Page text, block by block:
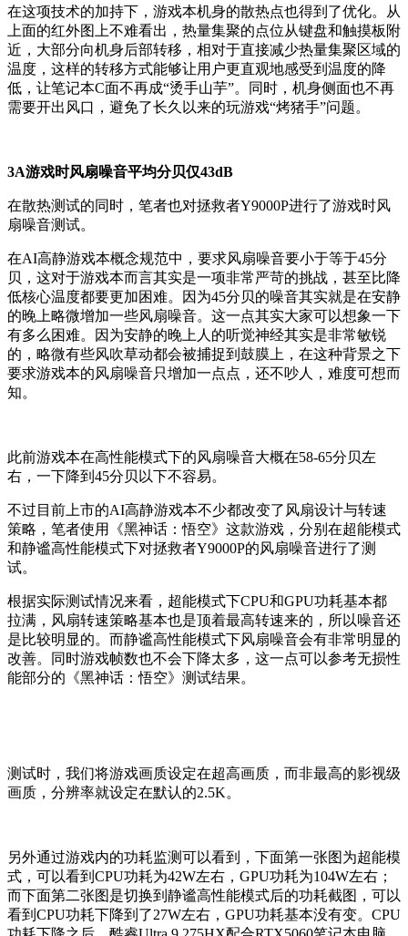
在这项技术的加持下，游戏本机身的散热点也得到了优化。从
上面的红外图上不难看出，热量集聚的点位从键盘和触摸板附
近，大部分向机身后部转移，相对于直接减少热量集聚区域的
温度，这样的转移方式能够让用户更直观地感受到温度的降
低，让笔记本C面不再成“烫手山芋”。同时，机身侧面也不再
需要开出风口，避免了长久以来的玩游戏“烤猪手”问题。
3A游戏时风扇噪音平均分贝仅43dB
在散热测试的同时，笔者也对拯救者Y9000P进行了游戏时风
扇噪音测试。
在AI高静游戏本概念规范中，要求风扇噪音要小于等于45分
贝，这对于游戏本而言其实是一项非常严苛的挑战，甚至比降
低核心温度都要更加困难。因为45分贝的噪音其实就是在安静
的晚上略微增加一些风扇噪音。这一点其实大家可以想象一下
有多么困难。因为安静的晚上人的听觉神经其实是非常敏锐
的，略微有些风吹草动都会被捕捉到鼓膜上，在这种背景之下
要求游戏本的风扇噪音只增加一点点，还不吵人，难度可想而
知。
此前游戏本在高性能模式下的风扇噪音大概在58-65分贝左
右，一下降到45分贝以下不容易。
不过目前上市的AI高静游戏本不少都改变了风扇设计与转速
策略，笔者使用《黑神话：悟空》这款游戏，分别在超能模式
和静谧高性能模式下对拯救者Y9000P的风扇噪音进行了测
试。
根据实际测试情况来看，超能模式下CPU和GPU功耗基本都
拉满，风扇转速策略基本也是顶着最高转速来的，所以噪音还
是比较明显的。而静谧高性能模式下风扇噪音会有非常明显的
改善。同时游戏帧数也不会下降太多，这一点可以参考无损性
能部分的《黑神话：悟空》测试结果。
测试时，我们将游戏画质设定在超高画质，而非最高的影视级
画质，分辨率就设定在默认的2.5K。
另外通过游戏内的功耗监测可以看到，下面第一张图为超能模
式，可以看到CPU功耗为42W左右，GPU功耗为104W左右；
而下面第二张图是切换到静谧高性能模式后的功耗截图，可以
看到CPU功耗下降到了27W左右，GPU功耗基本没有变。CPU